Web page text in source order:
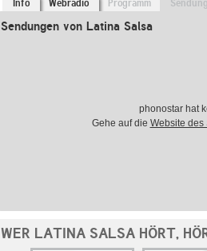
Info Webradio Programm
Sendungen von Latina Salsa
phonostar hat
Gehe auf die Website des
WER LATINA SALSA HÖRT,